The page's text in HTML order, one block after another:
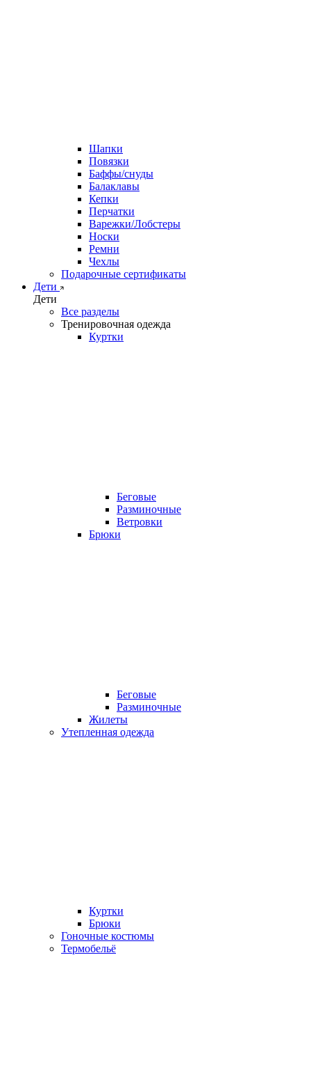
Шапки
Повязки
Баффы/снуды
Балаклавы
Кепки
Перчатки
Варежки/Лобстеры
Носки
Ремни
Чехлы
Подарочные сертификаты
Дети
Дети
Все разделы
Тренировочная одежда
Куртки
Беговые
Разминочные
Ветровки
Брюки
Беговые
Разминочные
Жилеты
Утепленная одежда
Куртки
Брюки
Гоночные костюмы
Термобельё